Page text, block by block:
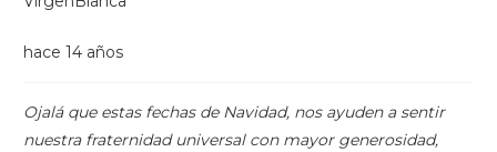
hace 14 años
Ojalá que estas fechas de Navidad, nos ayuden a sentir
nuestra fraternidad universal con mayor generosidad,